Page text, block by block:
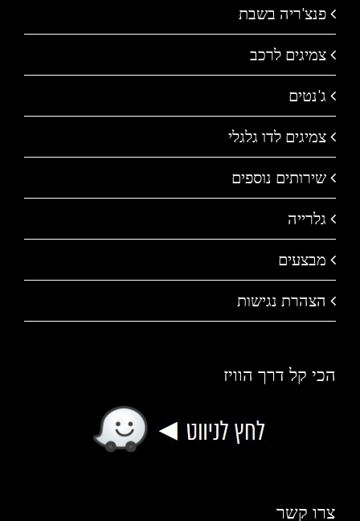
פנצ'ריה בשבת
צמיגים לרכב
ג'נטים
צמיגים לדו גלגלי
שירותים נוספים
גלרייה
מבצעים
הצהרת נגישות
הכי קל דרך הוויז
צרו קשר